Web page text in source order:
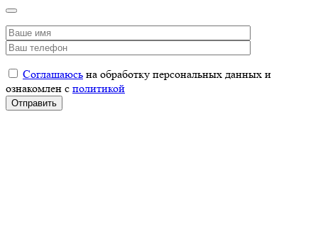
Соглашаюсь на обработку персональных данных и
ознакомлен с политикой